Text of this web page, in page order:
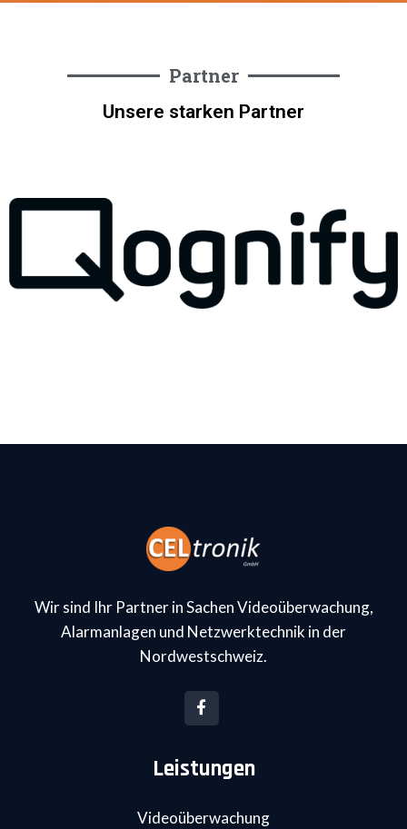
Partner
Unsere starken Partner
Wir sind Ihr Partner in Sachen Videoüberwachung,
Alarmanlagen und Netzwerktechnik in der
Nordwestschweiz.
Leistungen
Videoüberwachung